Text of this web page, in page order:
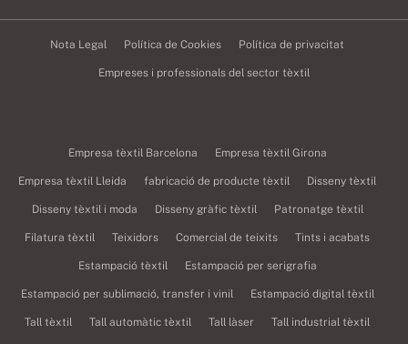
Nota Legal Política de Cookies Política de privacitat
Empreses i professionals del sector tèxtil
Empresa tèxtil Barcelona Empresa tèxtil Girona
Empresa tèxtil Lleida fabricació de producte tèxtil Disseny tèxtil
Disseny tèxtil i moda Disseny gràfic tèxtil Patronatge tèxtil
Filatura tèxtil Teixidors Comercial de teixits Tints i acabats
Estampació tèxtil Estampació per serigrafia
Estampació per sublimació, transfer i vinil Estampació digital tèxtil
Tall tèxtil Tall automàtic tèxtil Tall làser Tall industrial tèxtil